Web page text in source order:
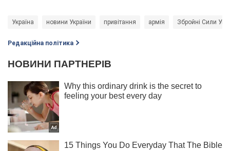
Україна новини України привітання армія Збройні Сили
Редакційна політика